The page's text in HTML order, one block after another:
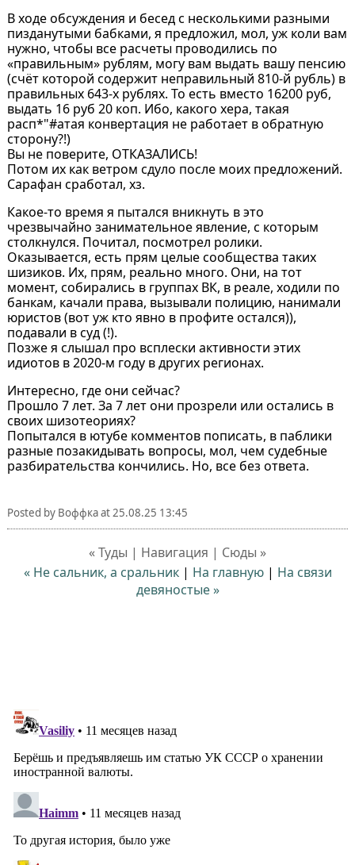
В ходе обсуждения и бесед с несколькими разными
пизданутыми бабками, я предложил, мол, уж коли вам
нужно, чтобы все расчеты проводились по
«правильным» рублям, могу вам выдать вашу пенсию
(счёт которой содержит неправильный 810-й рубль) в
правильных 643-х рублях. То есть вместо 16200 руб,
выдать 16 руб 20 коп. Ибо, какого хера, такая
расп*"#атая конвертация не работает в обратную
сторону?!)
Вы не поверите, ОТКАЗАЛИСЬ!
Потом их как ветром сдуло после моих предложений.
Сарафан сработал, хз.
Какое-то время я пытался вникнуть в это
чрезвычайно занимательное явление, с которым
столкнулся. Почитал, посмотрел ролики.
Оказывается, есть прям целые сообщества таких
шизиков. Их, прям, реально много. Они, на тот
момент, собирались в группах ВК, в реале, ходили по
банкам, качали права, вызывали полицию, нанимали
юристов (вот уж кто явно в профите остался)),
подавали в суд (!).
Позже я слышал про всплески активности этих
идиотов в 2020-м году в других регионах.
Интересно, где они сейчас?
Прошло 7 лет. За 7 лет они прозрели или остались в
своих шизотеориях?
Попытался в ютубе комментов пописать, в паблики
разные позакидывать вопросы, мол, чем судебные
разбирательства кончились. Но, все без ответа.
Posted by Воффкаat 25.08.25 13:45
« Туды | Навигация | Сюды »
« Не сальник, а сральник| На главную| На связи
девяностые »